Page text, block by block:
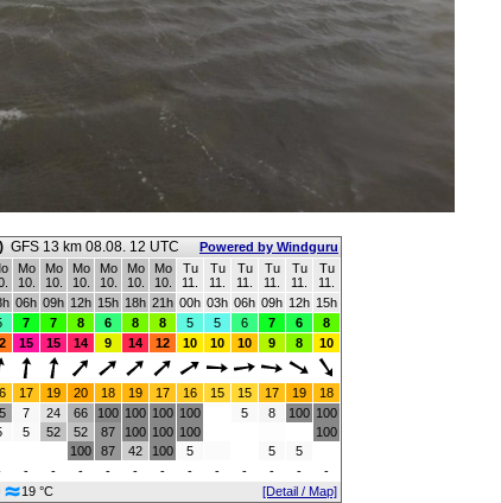
) GFS 13 km 08.08. 12 UTC
Powered by Windguru
Mo
10.
Mo
10.
Mo
10.
Mo
10.
Mo
10.
Mo
10.
Tu
11.
Tu
11.
Tu
11.
Tu
11.
Tu
11.
Tu
11.
06h 09h 12h 15h 18h 21h 00h 03h 06h 09h 12h 15h
7 7 8 6 8 8 5 5 6 7 6
8
15 15 14 9 14 12 10 10 10 9 8
10
17 19 20 18 19 17 16 15 15 17 19 18
7
5
24
52
66
52
100
100
87
87
100
100
42
100
100
100
100
100
5
5 8
5
100
5
100
100
- - - - - - - - - - -
-
19 °C [Detail / Map]